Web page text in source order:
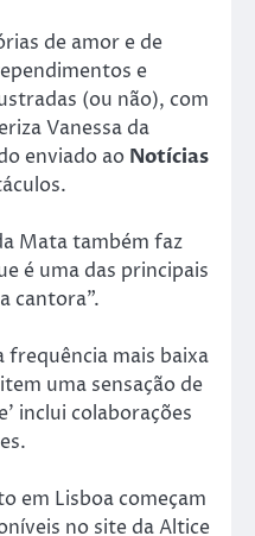
de amor e de
e
(ou não), com
Vanessa da
enviado ao Notícias
Mata também faz
é uma das principais
cantora”.
frequência mais baixa
uma sensação de
inclui colaborações
em Lisboa começam
no site da Altice